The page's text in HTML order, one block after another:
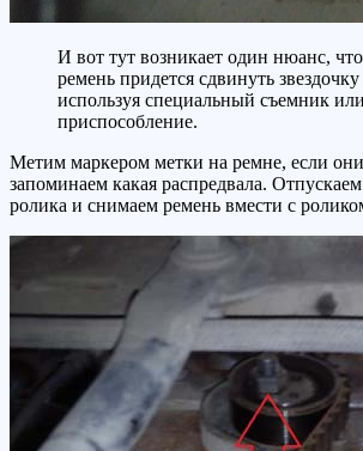
И вот тут возникает один нюанс,
ремень придется сдвинуть звездочку
используя специальный съемник
приспособление.
Метим маркером метки на ремне, если
запоминаем какая распредвала.
ролика и снимаем ремень вмести с